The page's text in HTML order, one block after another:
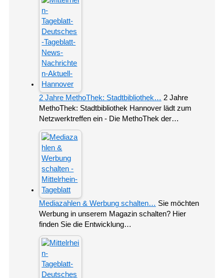
2 Jahre MethoThek: Stadtbibliothek… 2 Jahre
MethoThek: Stadtbibliothek Hannover lädt zum
Netzwerktreffen ein - Die MethoThek der…
Mediazahlen & Werbung schalten… Sie möchten
Werbung in unserem Magazin schalten? Hier
finden Sie die Entwicklung…